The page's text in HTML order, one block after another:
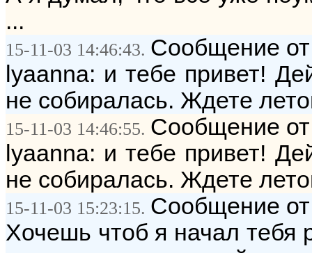
...
15-11-03 14:46:43. Сообщение
lyaanna: и тебе привет!
не собиралась. Ждете
15-11-03 14:46:55. Сообщение
lyaanna: и тебе привет!
не собиралась. Ждете
15-11-03 15:23:15. Сообщение
Хочешь чтоб я начал тебя